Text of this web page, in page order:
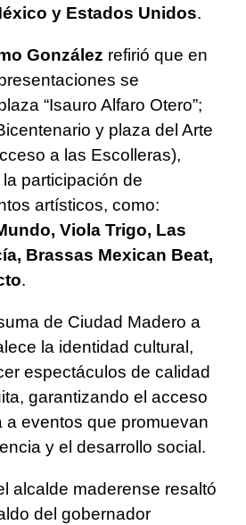
y Estados Unidos.
González refirió que en
se
“Isauro Alfaro Otero”;
y plaza del Arte
a las Escolleras),
participación de
artísticos, como:
Viola Trigo, Las
Brassas Mexican Beat,
.
de Ciudad Madero a
la identidad cultural,
espectáculos de calidad
garantizando el acceso
a eventos que promuevan
y el desarrollo social.
alcalde maderense resaltó
del gobernador